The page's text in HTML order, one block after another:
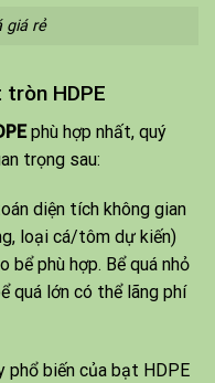
giá rẻ
HDPE
phù hợp nhất, quý
trọng sau:
diện tích không gian
loại cá/tôm dự kiến)
bể phù hợp. Bể quá nhỏ
quá lớn có thể lãng phí
phổ biến của bạt HDPE